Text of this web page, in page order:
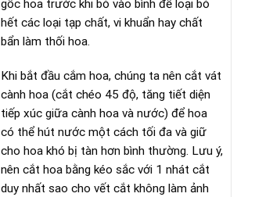
gốc hoa trước khi bỏ vào bình để loại bỏ
hết các loại tạp chất, vi khuẩn hay chất
bẩn làm thối hoa.
Khi bắt đầu cắm hoa, chúng ta nên cắt vát
cành hoa (cắt chéo 45 độ, tăng tiết diện
tiếp xúc giữa cành hoa và nước) để hoa
có thể hút nước một cách tối đa và giữ
cho hoa khó bị tàn hơn bình thường. Lưu ý,
nên cắt hoa bằng kéo sắc với 1 nhát cắt
duy nhất sao cho vết cắt không làm ảnh